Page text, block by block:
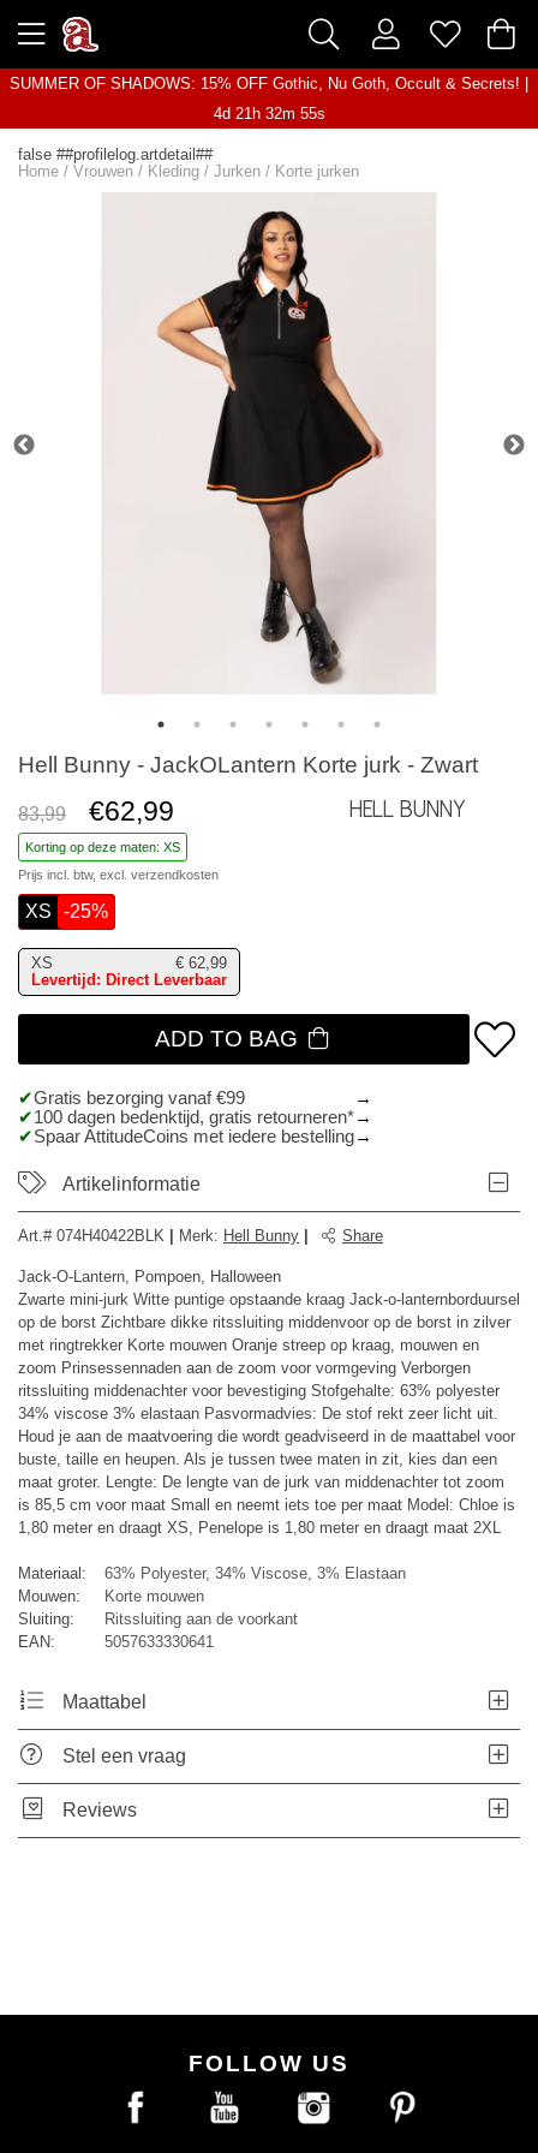
SUMMER OF SHADOWS: 15% OFF Gothic, Nu Goth, Occult & Secrets! |
4d 21h 32m 55s
false ##profilelog.artdetail##
Home / Vrouwen / Kleding / Jurken / Korte jurken
Hell Bunny - JackOLantern Korte jurk - Zwart
83,99 €62,99
Korting op deze maten: XS
Prijs incl. btw, excl. verzendkosten
Hell Bunny
XS -25%
XS € 62,99
Levertijd: Direct Leverbaar
ADD TO BAG
Gratis bezorging vanaf €99
100 dagen bedenktijd, gratis retourneren*
Spaar AttitudeCoins met iedere bestelling
Artikelinformatie
Art.# 074H40422BLK Merk: Hell Bunny Share
Jack-O-Lantern, Pompoen, Halloween
Zwarte mini-jurk Witte puntige opstaande kraag Jack-o-lanternborduursel
op de borst Zichtbare dikke ritssluiting middenvoor op de borst in zilver
met ringtrekker Korte mouwen Oranje streep op kraag, mouwen en
zoom Prinsessennaden aan de zoom voor vormgeving Verborgen
ritssluiting middenachter voor bevestiging Stofgehalte: 63% polyester
34% viscose 3% elastaan Pasvormadvies: De stof rekt zeer licht uit.
Houd je aan de maatvoering die wordt geadviseerd in de maattabel voor
buste, taille en heupen. Als je tussen twee maten in zit, kies dan een
maat groter. Lengte: De lengte van de jurk van middenachter tot zoom
is 85,5 cm voor maat Small en neemt iets toe per maat Model: Chloe is
1,80 meter en draagt ​​XS, Penelope is 1,80 meter en draagt ​​maat 2XL
Materiaal:
63% Polyester, 34% Viscose, 3% Elastaan
Mouwen:
Korte mouwen
Sluiting:
Ritssluiting aan de voorkant
EAN:
5057633330641
Maattabel
Stel een vraag
Reviews
FOLLOW US